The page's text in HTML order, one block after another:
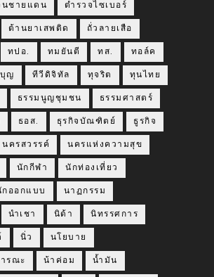
นชายแดน ตำรวจไซเบอร์
ต้านยาเสพติด ถั่วลายเสือ
ทปอ. ทมยันตี ทส. ทอล์ค
ญ ทีวีดิจิทัล ทุจริต ทุนไทย
ธรรมนูญชุมชน ธรรมศาสตร์
ธอส. ธุรกิจบัณฑิตย์ ธูรกิจ
นครสวรรค์ นครแห่งความสุข
นักกีฬา นักท่องเที่ยว
กออกแบบ นาฏกรรม
นำเชา นิด้า นิทรรศการ
นิ่ว นโยบาย
รณะ น้าค่อม น้ำมัน